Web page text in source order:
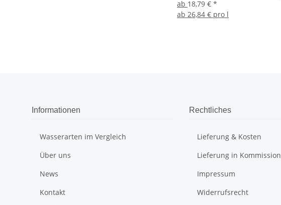
ab 18,79 € *
ab 26,84 € pro l
Informationen
Wasserarten im Vergleich
Über uns
News
Kontakt
Rechtliches
Lieferung & Kosten
Lieferung in Kommission
Impressum
Widerrufsrecht